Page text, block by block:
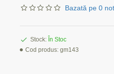
Bazată pe 0
Stock: În Stoc
Cod produs: gm143